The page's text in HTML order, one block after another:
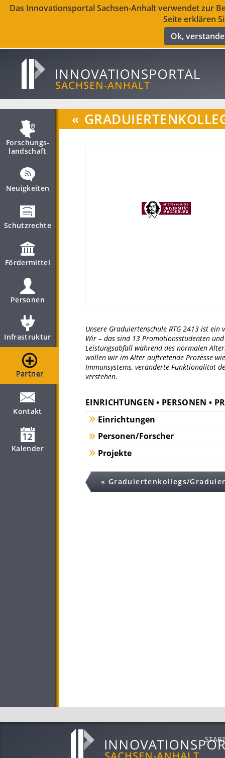
Das Innovationsportal Sachsen-Anhalt verwendet zur
Seite erklären
Ok,
Forschungs­
landschaft
Neuigkeiten
Schutzrechte
Fördermittel
Personen
Infrastruktur
Partner
Kontakt
Kalender
«
Unsere Graduiertenschule RTG 2413 ist
Wir – das sind 13 Promotionsstudenten
Leistungsabfall während des normalen
wollen wir im Alter auftretende Prozesse
Immunsystems, veränderte Funktionalität
verstehen.
EINRICHTUNGEN • PERSONEN •
Einrichtungen
Personen/Forscher
Projekte
« Graduiertenkollegs/